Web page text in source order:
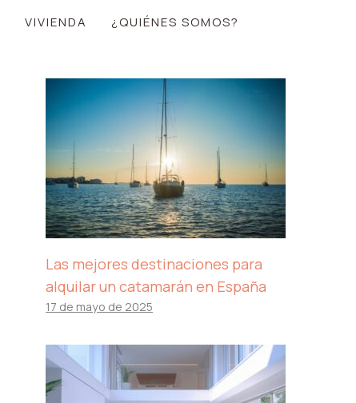
VIVIENDA
¿QUIÉNES SOMOS?
Las mejores destinaciones para
alquilar un catamarán en España
17 de mayo de 2025